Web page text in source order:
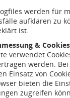
werden für
aufklären zu
ist.
& Cookies
verwendet
werden.
Einsatz von
bieten die
zugreifen